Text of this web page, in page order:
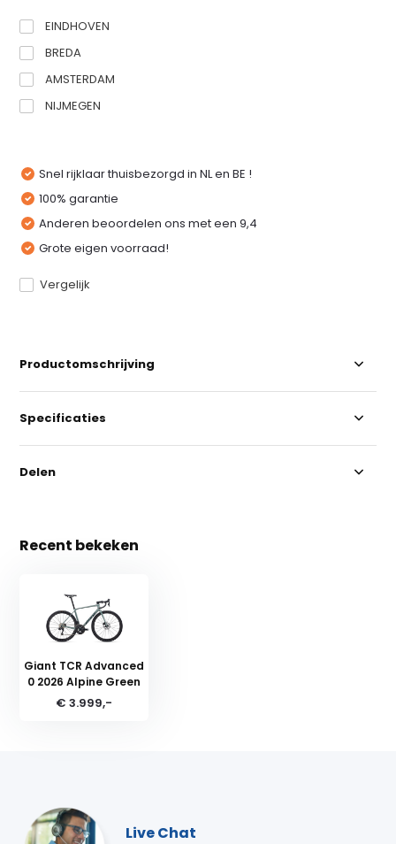
EINDHOVEN
BREDA
AMSTERDAM
NIJMEGEN
Snel rijklaar thuisbezorgd in NL en BE !
100% garantie
Anderen beoordelen ons met een 9,4
Grote eigen voorraad!
Vergelijk
Productomschrijving
Specificaties
Delen
Recent bekeken
Giant TCR Advanced
0 2026 Alpine Green
€ 3.999,-
Live Chat